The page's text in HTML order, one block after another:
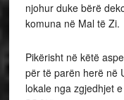
njohur duke bërë
komuna në Mal të Zi.
Pikërisht në këtë
për të parën herë në
lokale nga zgjedhjet